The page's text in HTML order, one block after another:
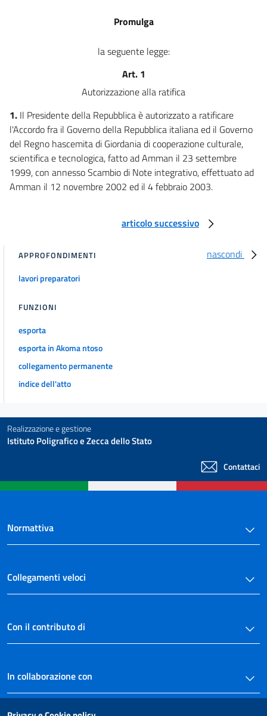
Agreement
Promulga
la seguente legge:
Art. 1
Autorizzazione alla ratifica
1. Il Presidente della Repubblica è autorizzato a ratificare
l'Accordo fra il Governo della Repubblica italiana ed il Governo
del Regno hascemita di Giordania di cooperazione culturale,
scientifica e tecnologica, fatto ad Amman il 23 settembre
1999, con annesso Scambio di Note integrativo, effettuato ad
Amman il 12 novembre 2002 ed il 4 febbraio 2003.
articolo successivo
nascondi
APPROFONDIMENTI
lavori preparatori
FUNZIONI
esporta
esporta in Akoma ntoso
collegamento permanente
indice dell'atto
Realizzazione e gestione
Istituto Poligrafico e Zecca dello Stato
Contattaci
Normattiva
Collegamenti veloci
Con il contributo di
In collaborazione con